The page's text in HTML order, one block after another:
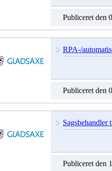
Publiceret den
RPA-/
Publiceret den
Sagsbehandler
Publiceret den